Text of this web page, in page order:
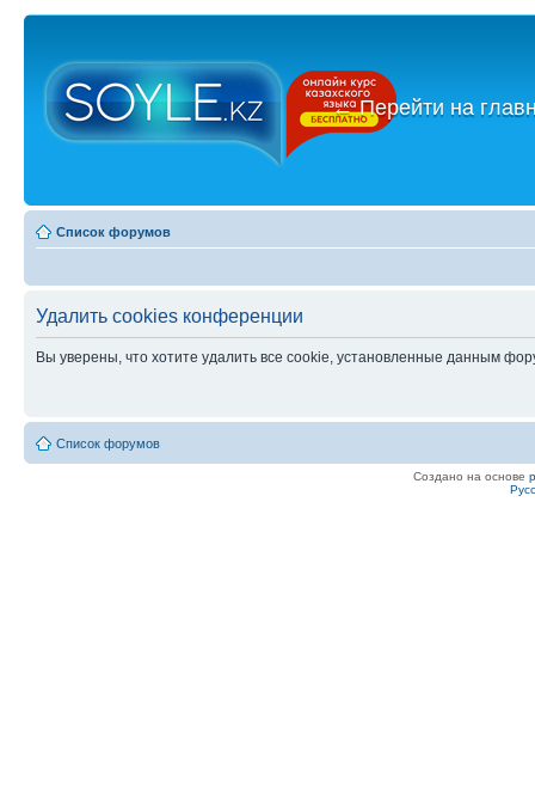
←Перейти на
Список форумов
Удалить cookies конференции
Вы уверены, что хотите удалить все cookie, установленные данным
Список форумов
Создано на основе